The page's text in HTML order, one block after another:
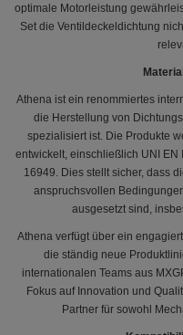
optimale Motorleistung
Set die Ventildeckeldichtung
Athena ist ein renommiertes
die Herstellung von
spezialisiert ist. Die Produkte
entwickelt, einschließlich UNI EN
16949. Dies stellt sicher, dass
anspruchsvollen
ausgesetzt sind,
Athena verfügt über ein
die ständig neue
internationalen Teams aus
Fokus auf Innovation und
Partner für sowohl